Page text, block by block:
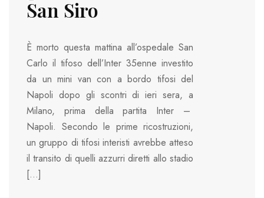
San Siro
È morto questa mattina all’ospedale San
Carlo il tifoso dell’Inter 35enne investito
da un mini van con a bordo tifosi del
Napoli dopo gli scontri di ieri sera, a
Milano, prima della partita Inter –
Napoli. Secondo le prime ricostruzioni,
un gruppo di tifosi interisti avrebbe atteso
il transito di quelli azzurri diretti allo stadio
[…]